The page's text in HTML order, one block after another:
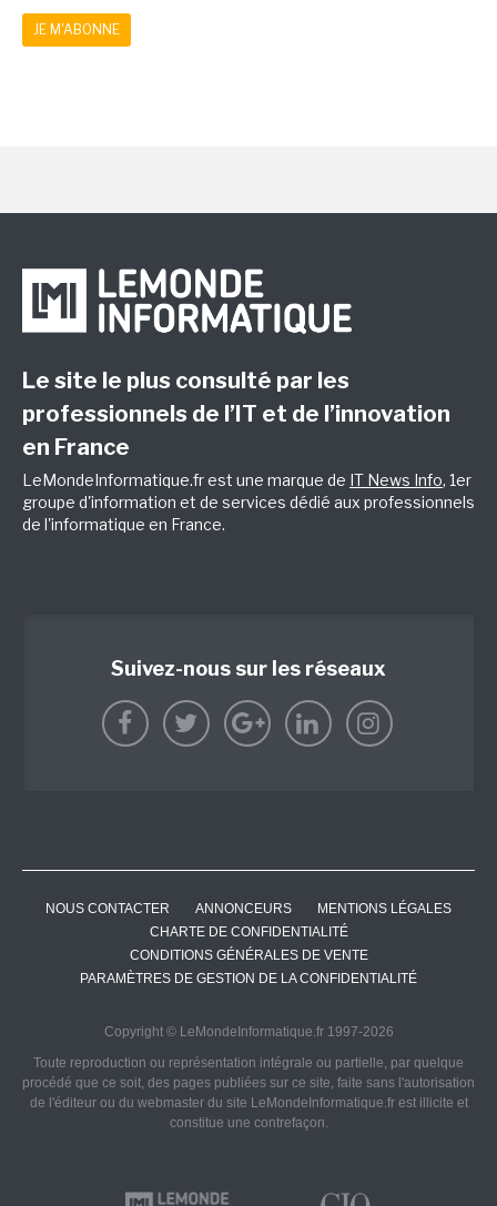
JE M'ABONNE
Le site le plus consulté par les
professionnels de l’IT et de l’innovation
en France
LeMondeInformatique.fr est une marque de IT News Info, 1er
groupe d'information et de services dédié aux professionnels
de l'informatique en France.
Suivez-nous sur les réseaux
NOUS CONTACTER ANNONCEURS
MENTIONS LÉGALES
CHARTE DE CONFIDENTIALITÉ
CONDITIONS GÉNÉRALES DE VENTE
PARAMÈTRES DE GESTION DE LA CONFIDENTIALITÉ
Copyright © LeMondeInformatique.fr 1997-2026
Toute reproduction ou représentation intégrale ou partielle, par quelque
procédé que ce soit, des pages publiées sur ce site, faite sans l'autorisation
de l'éditeur ou du webmaster du site LeMondeInformatique.fr est illicite et
constitue une contrefaçon.